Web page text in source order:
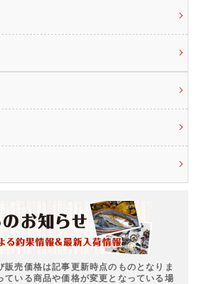
売価格は記事更新時点のものとなりま
ている商品や価格が変更となっている場